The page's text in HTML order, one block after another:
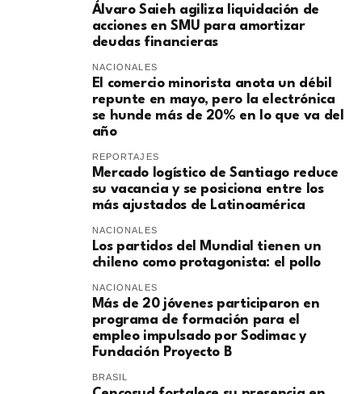
​Álvaro Saieh agiliza liquidación de
acciones en SMU para amortizar
deudas financieras
NACIONALES
El comercio minorista anota un débil
repunte en mayo, pero la electrónica
se hunde más de 20% en lo que va del
año
REPORTAJES
Mercado logístico de Santiago reduce
su vacancia y se posiciona entre los
más ajustados de Latinoamérica
NACIONALES
Los partidos del Mundial tienen un
chileno como protagonista: el pollo
NACIONALES
Más de 20 jóvenes participaron en
programa de formación para el
empleo impulsado por Sodimac y
Fundación Proyecto B
BRASIL